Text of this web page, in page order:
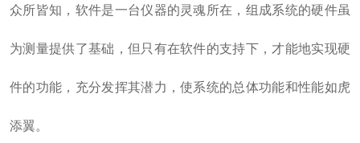
众所皆知，软件是一台仪器的灵魂所在，组成系统的硬件虽
为测量提供了基础，但只有在软件的支持下，才能地实现硬
件的功能，充分发挥其潜力，使系统的总体功能和性能如虎
添翼。